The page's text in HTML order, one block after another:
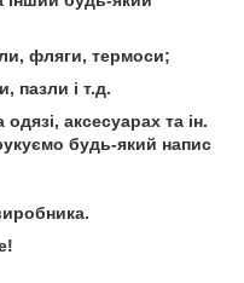
фляги, термоси;
пазли і т.д.
аксесуарах та ін.
будь-який напис